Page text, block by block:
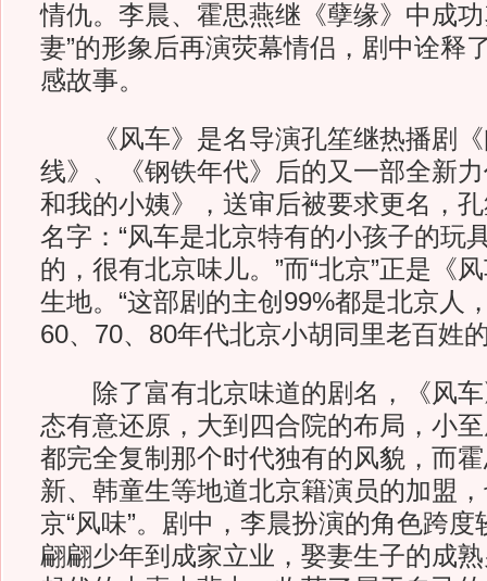
情仇。李晨、霍思燕继《孽缘》中成
妻”的形象后再演荧幕情侣，剧中诠释
感故事。
《风车》是名导演孔笙继热播剧《
线》、《钢铁年代》后的又一部全新
和我的小姨》，送审后被要求更名，
名字：“风车是北京特有的小孩子的玩
的，很有北京味儿。”而“北京”正是《
生地。“这部剧的主创99%都是北京人
60、70、80年代北京小胡同里老百姓
除了富有北京味道的剧名，《风车
态有意还原，大到四合院的布局，小
都完全复制那个时代独有的风貌，而
新、韩童生等地道北京籍演员的加盟
京“风味”。剧中，李晨扮演的角色跨
翩翩少年到成家立业，娶妻生子的成